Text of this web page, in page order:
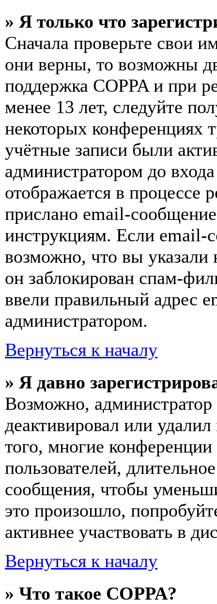
» Я только что
Сначала проверьте свои
они верны, то возможны
поддержка COPPA и при
менее 13 лет, следуйте
некоторых конференциях
учётные записи были
администратором до
отображается в процессе
прислано email-
инструкциям. Если email-
возможно, что вы
он заблокирован спам-
ввели правильный адрес
администратором.
Вернуться к началу
» Я давно
Возможно,
деактивировал или
того, многие
пользователей,
сообщения, чтобы
это произошло,
активнее участвовать в
Вернуться к началу
» Что такое COPPA?